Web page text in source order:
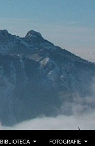
BIBLIOTECA FOTOGRAFIE